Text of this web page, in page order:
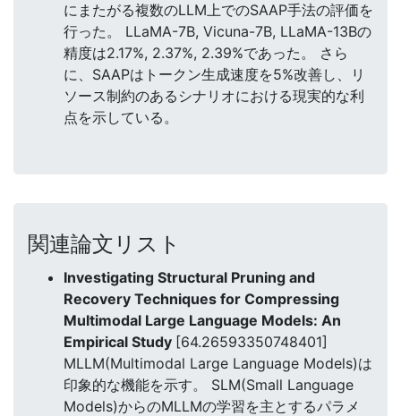
にまたがる複数のLLM上でのSAAP手法の評価を
行った。 LLaMA-7B, Vicuna-7B, LLaMA-13Bの
精度は2.17%, 2.37%, 2.39%であった。 さら
に、SAAPはトークン生成速度を5%改善し、リ
ソース制約のあるシナリオにおける現実的な利
点を示している。
関連論文リスト
Investigating Structural Pruning and
Recovery Techniques for Compressing
Multimodal Large Language Models: An
Empirical Study [64.26593350748401]
MLLM(Multimodal Large Language Models)は
印象的な機能を示す。 SLM(Small Language
Models)からのMLLMの学習を主とするパラメ